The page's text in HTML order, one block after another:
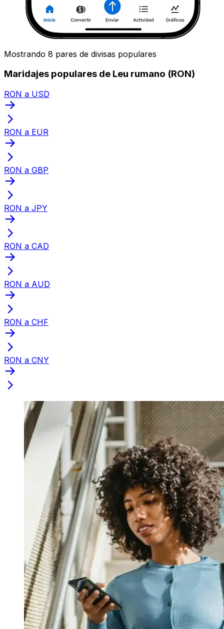
Mostrando 8 pares de divisas populares
Maridajes populares de Leu rumano (RON)
RON a USD
RON a EUR
RON a GBP
RON a JPY
RON a CAD
RON a AUD
RON a CHF
RON a CNY